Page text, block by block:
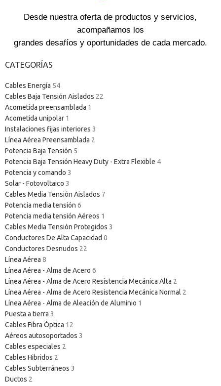
Desde nuestra oferta de productos y servicios,
acompañamos los
grandes desafíos y oportunidades de cada mercado.
CATEGORÍAS
Cables Energía 54
Cables Baja Tensión Aislados 22
Acometida preensamblada 1
Acometida unipolar 1
Instalaciones fijas interiores 3
Línea Aérea Preensamblada 2
Potencia Baja Tensión 5
Potencia Baja Tensión Heavy Duty - Extra Flexible 4
Potencia y comando 3
Solar - Fotovoltaico 3
Cables Media Tensión Aislados 7
Potencia media tensión 6
Potencia media tensión Aéreos 1
Cables Media Tensión Protegidos 3
Conductores De Alta Capacidad 0
Conductores Desnudos 22
Línea Aérea 8
Línea Aérea - Alma de Acero 6
Línea Aérea - Alma de Acero Resistencia Mecánica Alta 2
Línea Aérea - Alma de Acero Resistencia Mecánica Normal 2
Línea Aérea - Alma de Aleación de Aluminio 1
Puesta a tierra 3
Cables Fibra Óptica 12
Aéreos autosoportados 3
Cables especiales 2
Cables Hibridos 2
Cables Subterráneos 3
Ductos 2